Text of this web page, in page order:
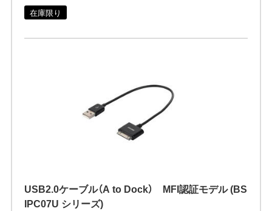
在庫限り
USB2.0ケーブル（A to Dock） MFI認証モデル (BS
IPC07U シリーズ)